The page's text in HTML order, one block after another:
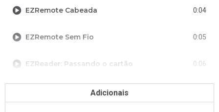
EZRemote Cabeada 0:04
EZRemote Sem Fio 0:05
EZReader: Passando o cartão 0:06
Adicionais